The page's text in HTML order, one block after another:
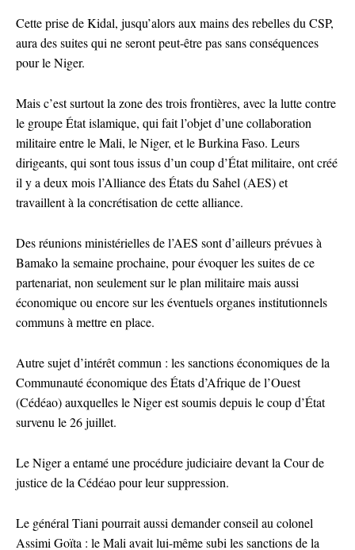
Cette prise de Kidal, jusqu’alors aux mains des rebelles du CSP,
aura des suites qui ne seront peut-être pas sans conséquences
pour le Niger.
Mais c’est surtout la zone des trois frontières, avec la lutte contre
le groupe État islamique, qui fait l’objet d’une collaboration
militaire entre le Mali, le Niger, et le Burkina Faso. Leurs
dirigeants, qui sont tous issus d’un coup d’État militaire, ont créé
il y a deux mois l’Alliance des États du Sahel (AES) et
travaillent à la concrétisation de cette alliance.
Des réunions ministérielles de l’AES sont d’ailleurs prévues à
Bamako la semaine prochaine, pour évoquer les suites de ce
partenariat, non seulement sur le plan militaire mais aussi
économique ou encore sur les éventuels organes institutionnels
communs à mettre en place.
Autre sujet d’intérêt commun : les sanctions économiques de la
Communauté économique des États d’Afrique de l’Ouest
(Cédéao) auxquelles le Niger est soumis depuis le coup d’État
survenu le 26 juillet.
Le Niger a entamé une procédure judiciaire devant la Cour de
justice de la Cédéao pour leur suppression.
Le général Tiani pourrait aussi demander conseil au colonel
Assimi Goïta : le Mali avait lui-même subi les sanctions de la